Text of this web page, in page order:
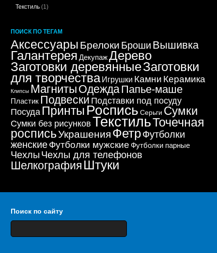
Текстиль (1)
ПОИСК ПО ТЕГАМ
Аксессуары Брелоки Броши Вышивка
Галантерея Декупаж Дерево
Заготовки деревянныеЗаготовки
для творчества Игрушки Камни Керамика
Клипсы Магниты ОдеждаПапье-маше
Пластик Подвески Подставки под посуду
Посуда Принты Роспись Серьги Сумки
Сумки без рисунков ТекстильТочечная
росписьУкрашения ФетрФутболки
женскиеФутболки мужские Футболки парные
Чехлы Чехлы для телефонов
Шелкография Штуки
Поиск по сайту